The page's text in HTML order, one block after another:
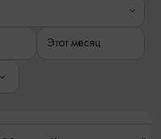
Этот месяц